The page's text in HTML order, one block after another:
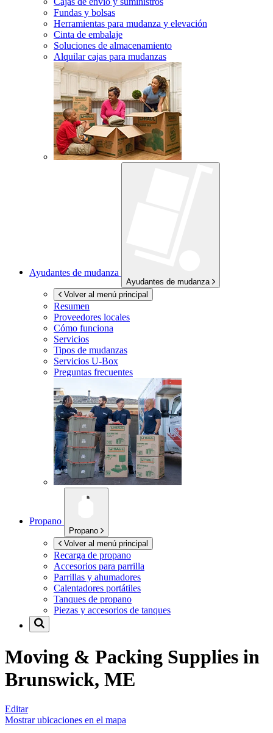
Fundas y bolsas
Herramientas para mudanza y elevación
Cinta de embalaje
Soluciones de almacenamiento
Alquilar cajas para mudanzas
Ayudantes de mudanza
Ayudantes de mudanza
Volver al menú principal
Resumen
Proveedores locales
Cómo funciona
Servicios
Tipos de mudanzas
Servicios U-Box
Preguntas frecuentes
Propano
Propano
Volver al menú principal
Recarga de propano
Accesorios para parrilla
Parrillas y ahumadores
Calentadores portátiles
Tanques de propano
Piezas y accesorios de tanques
Moving & Packing Supplies in
Brunswick, ME
Editar
Mostrar ubicaciones en el mapa